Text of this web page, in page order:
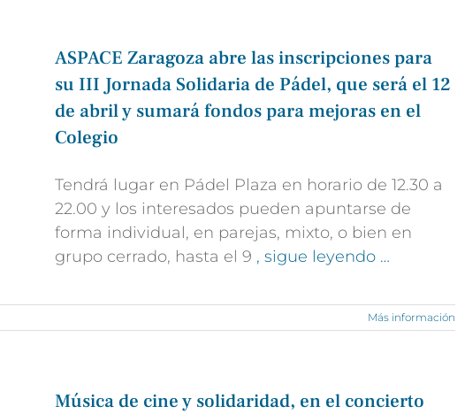
ASPACE Zaragoza abre las inscripciones para
su III Jornada Solidaria de Pádel, que será el 12
de abril y sumará fondos para mejoras en el
Colegio
Tendrá lugar en Pádel Plaza en horario de 12.30 a
22.00 y los interesados pueden apuntarse de
forma individual, en parejas, mixto, o bien en
grupo cerrado, hasta el 9 , sigue leyendo …
Más información
Música de cine y solidaridad, en el concierto